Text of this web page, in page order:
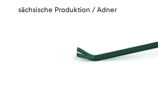
sächsische Produktion / Adner